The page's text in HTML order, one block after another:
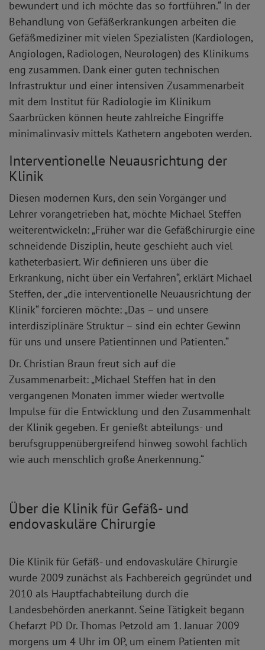
bewundert und ich möchte das so fortführen.“ In der
Behandlung von Gefäßerkrankungen arbeiten die
Gefäßmediziner mit vielen Spezialisten (Kardiologen,
Angiologen, Radiologen, Neurologen) des Klinikums
eng zusammen. Dank einer guten technischen
Infrastruktur und einer intensiven Zusammenarbeit
mit dem Institut für Radiologie im Klinikum
Saarbrücken können heute zahlreiche Eingriffe
minimalinvasiv mittels Kathetern angeboten werden.
Interventionelle Neuausrichtung der
Klinik
Diesen modernen Kurs, den sein Vorgänger und
Lehrer vorangetrieben hat, möchte Michael Steffen
weiterentwickeln: „Früher war die Gefäßchirurgie eine
schneidende Disziplin, heute geschieht auch viel
katheterbasiert. Wir definieren uns über die
Erkrankung, nicht über ein Verfahren“, erklärt Michael
Steffen, der „die interventionelle Neuausrichtung der
Klinik“ forcieren möchte: „Das – und unsere
interdisziplinäre Struktur – sind ein echter Gewinn
für uns und unsere Patientinnen und Patienten.“
Dr. Christian Braun freut sich auf die
Zusammenarbeit: „Michael Steffen hat in den
vergangenen Monaten immer wieder wertvolle
Impulse für die Entwicklung und den Zusammenhalt
der Klinik gegeben. Er genießt abteilungs- und
berufsgruppenübergreifend hinweg sowohl fachlich
wie auch menschlich große Anerkennung.“
Über die Klinik für Gefäß- und
endovaskuläre Chirurgie
Die Klinik für Gefäß- und endovaskuläre Chirurgie
wurde 2009 zunächst als Fachbereich gegründet und
2010 als Hauptfachabteilung durch die
Landesbehörden anerkannt. Seine Tätigkeit begann
Chefarzt PD Dr. Thomas Petzold am 1. Januar 2009
morgens um 4 Uhr im OP, um einem Patienten mit